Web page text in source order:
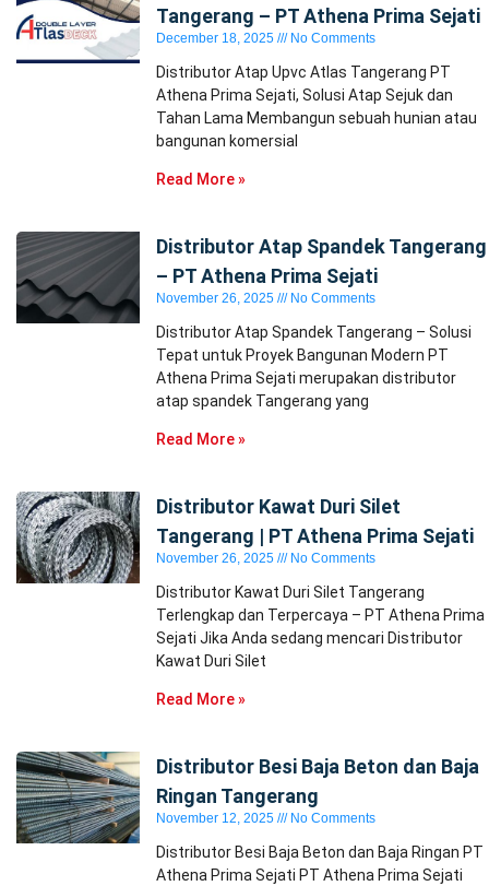
Tangerang – PT Athena Prima Sejati
December 18, 2025 No Comments
Distributor Atap Upvc Atlas Tangerang PT
Athena Prima Sejati, Solusi Atap Sejuk dan
Tahan Lama Membangun sebuah hunian atau
bangunan komersial
Read More »
Distributor Atap Spandek Tangerang
– PT Athena Prima Sejati
November 26, 2025 No Comments
Distributor Atap Spandek Tangerang – Solusi
Tepat untuk Proyek Bangunan Modern PT
Athena Prima Sejati merupakan distributor
atap spandek Tangerang yang
Read More »
Distributor Kawat Duri Silet
Tangerang | PT Athena Prima Sejati
November 26, 2025 No Comments
Distributor Kawat Duri Silet Tangerang
Terlengkap dan Terpercaya – PT Athena Prima
Sejati Jika Anda sedang mencari Distributor
Kawat Duri Silet
Read More »
Distributor Besi Baja Beton dan Baja
Ringan Tangerang
November 12, 2025 No Comments
Distributor Besi Baja Beton dan Baja Ringan PT
Athena Prima Sejati PT Athena Prima Sejati